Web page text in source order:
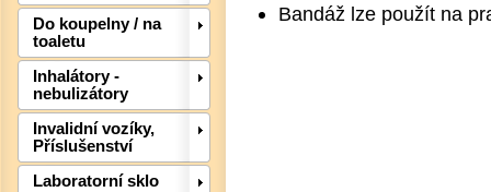
Do koupelny / na
toaletu
Inhalátory -
nebulizátory
Invalidní vozíky,
Příslušenství
Laboratorní sklo
Bandáž lze použít na